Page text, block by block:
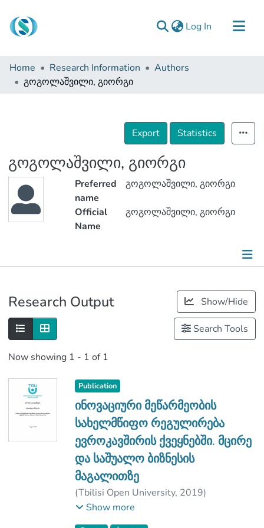
Log In (current)
Communities & Collections
Browse
Home Research Information
Authors
გოგოლაშვილი, გიორგი
Export Statistics
გოგოლაშვილი, გიორგი
Preferred
name
გოგოლაშვილი, გიორგი
Official
Name
გოგოლაშვილი, გიორგი
Research Output Show/Hide
Search Tools
Now showing 1 - 1 of 1
Publication
ინოვაციური მეწარმეობის
სახელმწიფო რეგულირება
ევროკავშირის ქვეყნებში. მცირე
და საშუალო ბიზნესის
მაგალითზე
(Tbilisi Open University, 2019)
გოგოლაშვილი, გიორგი
Show more